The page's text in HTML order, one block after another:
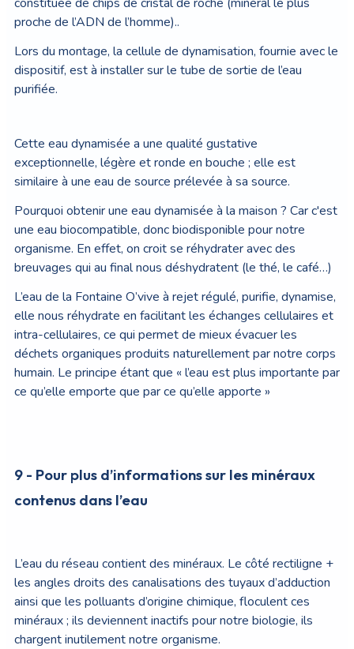
proche de l’ADN de l’homme)..
Lors du montage, la cellule de dynamisation, fournie avec le
dispositif, est à installer sur le tube de sortie de l’eau
purifiée.
Cette eau dynamisée a une qualité gustative
exceptionnelle, légère et ronde en bouche ; elle est
similaire à une eau de source prélevée à sa source.
Pourquoi obtenir une eau dynamisée à la maison ? Car c'est
une eau biocompatible, donc biodisponible pour notre
organisme. En effet, on croit se réhydrater avec des
breuvages qui au final nous déshydratent (le thé, le café…)
L’eau de la Fontaine O’vive à rejet régulé, purifie, dynamise,
elle nous réhydrate en facilitant les échanges cellulaires et
intra-cellulaires, ce qui permet de mieux évacuer les
déchets organiques produits naturellement par notre corps
humain. Le principe étant que « l’eau est plus importante par
ce qu’elle emporte que par ce qu’elle apporte »
9 - Pour plus d’informations sur les minéraux
contenus dans l’eau
L’eau du réseau contient des minéraux. Le côté rectiligne +
les angles droits des canalisations des tuyaux d’adduction
ainsi que les polluants d’origine chimique, floculent ces
minéraux ; ils deviennent inactifs pour notre biologie, ils
chargent inutilement notre organisme.